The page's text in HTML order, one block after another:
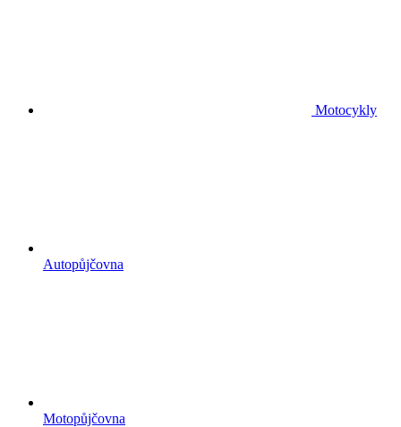
Motocykly
Autopůjčovna
Motopůjčovna